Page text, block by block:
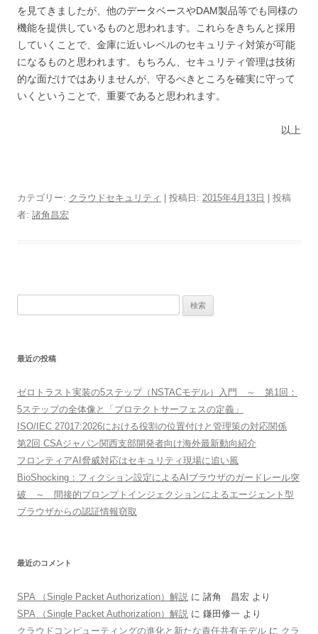
を見てきましたが、他のデータベースやDAM製品等でも同様の
機能を提供しているものと思われます。これらをきちんと採用
していくことで、金庫に近いレベルのセキュリティ対策が可能
になるものと思われます。もちろん、セキュリティ管理は技術
的な面だけではありませんが、守るべきところを確実に守って
いくということで、重要であると思われます。
以上
カテゴリー: クラウドセキュリティ | 投稿日: 2015年4月13日 | 投稿
者: 諸角昌宏
索:
最近の投稿
ゼロトラスト実装の5ステップ（NSTACモデル）入門 ～ 第1回：
5ステップの全体像と「プロテクトサーフェスの定義」
ISO/IEC 27017:2026における役割の位置付けと管理策の対応関係
第2回 CSAジャパン関西支部開発者向け海外最新動向紹介
フロンティアAI脅威対応はセキュリティ現場に追い風
BioShocking：フィクション設定によるAIブラウザのガードレール突
破 ～ 間接的プロンプトインジェクションによるエージェント型
ブラウザからの認証情報窃取
最近のコメント
SPA （Single Packet Authorization）解説 に 諸角 昌宏 より
SPA （Single Packet Authorization）解説 に 鎌田修一 より
クラウドコンピューティングの進化と新たな責任共有モデル に クラ